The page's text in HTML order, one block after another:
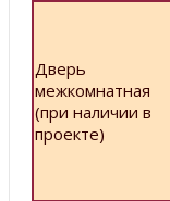
Дверь
межкомнатная
(при наличии в
проекте)